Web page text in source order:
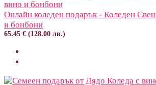
Онлайн коледен подарък - Коледен
и бонбони
65.45 € (128.00 лв.)